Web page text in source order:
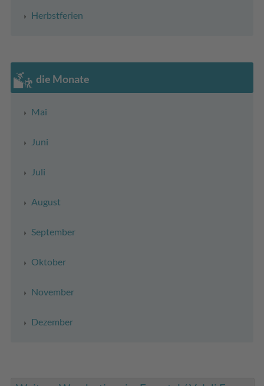
Herbstferien
die Monate
Mai
Juni
Juli
August
September
Oktober
November
Dezember